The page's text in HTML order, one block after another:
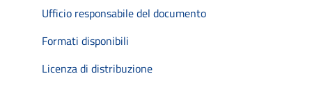
Ufficio responsabile del documento
Formati disponibili
Licenza di distribuzione